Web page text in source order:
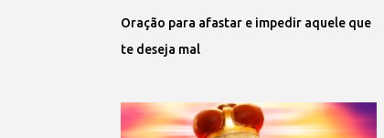
Oração para afastar e impedir aquele que
te deseja mal